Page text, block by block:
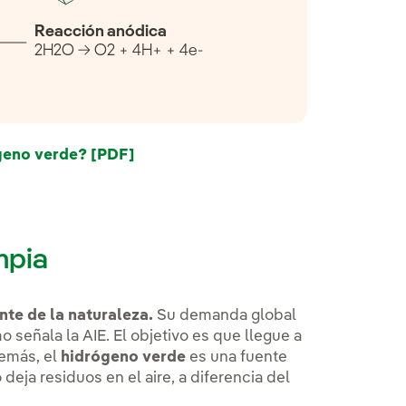
Reacción anódica
2H2O → O2 + 4H+ + 4e-
verde? [PDF]
de la naturaleza. Su demanda global
señala la AIE. El objetivo es que llegue a
el hidrógeno verde es una fuente
residuos en el aire, a diferencia del